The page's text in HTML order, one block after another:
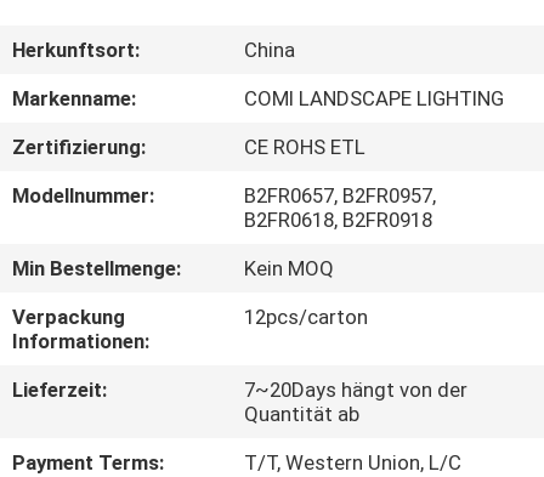
UNS
AUSFLUG
TRETEN
MIT
UNS
Herkunftsort:
China
Markenname:
COMI LANDSCAPE LIGHTING
Zertifizierung:
CE ROHS ETL
Modellnummer:
B2FR0657, B2FR0957,
B2FR0618, B2FR0918
Min Bestellmenge:
Kein MOQ
Verpackung
Informationen:
12pcs/carton
Lieferzeit:
7~20Days hängt von der
Quantität ab
Payment Terms:
T/T, Western Union, L/C